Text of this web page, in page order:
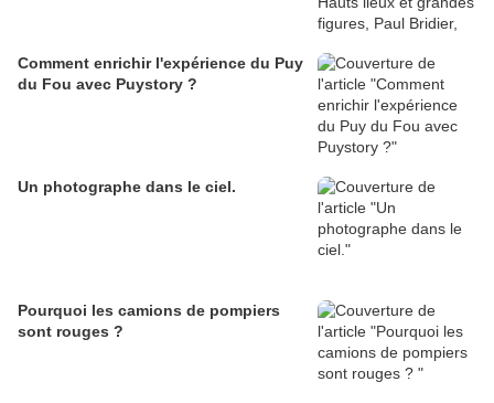
Comment enrichir l'expérience du Puy
du Fou avec Puystory ?
Un photographe dans le ciel.
Pourquoi les camions de pompiers
sont rouges ?